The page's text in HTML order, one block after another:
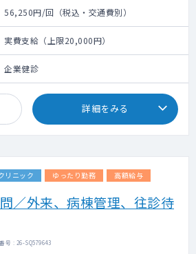
56,250円/回（税込・交通費別）
実費支給（上限20,000円）
企業健診
詳細をみる
リニック ゆったり勤務 高額給与
／外来、病棟管理、往診待
号 : 26-SQ579643